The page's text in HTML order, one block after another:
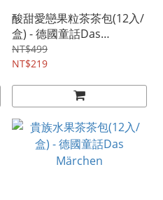
酸甜愛戀果粒茶茶包(12入/
盒) - 德國童話Das
Märchen
NT$499
NT$219